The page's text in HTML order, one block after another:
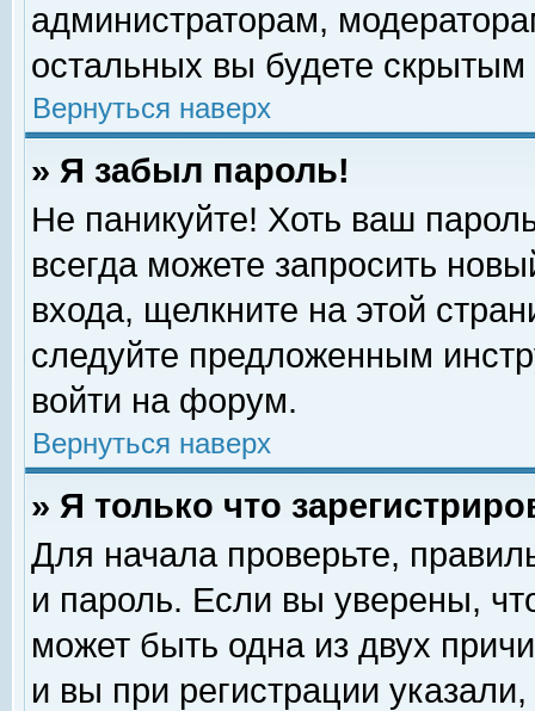
администраторам,
остальных вы будете скрытым
Вернуться наверх
» Я забыл пароль!
Не паникуйте! Хоть ваш
всегда можете запросить
входа, щелкните на этой
следуйте предложенным
войти на форум.
Вернуться наверх
» Я только что
Для начала проверьте,
и пароль. Если вы уверены,
может быть одна из двух
и вы при регистрации